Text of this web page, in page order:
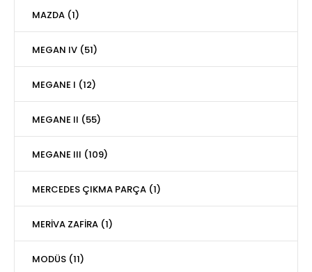
MAZDA (1)
MEGAN IV (51)
MEGANE I (12)
MEGANE II (55)
MEGANE III (109)
MERCEDES ÇIKMA PARÇA (1)
MERİVA ZAFİRA (1)
MODÜS (11)